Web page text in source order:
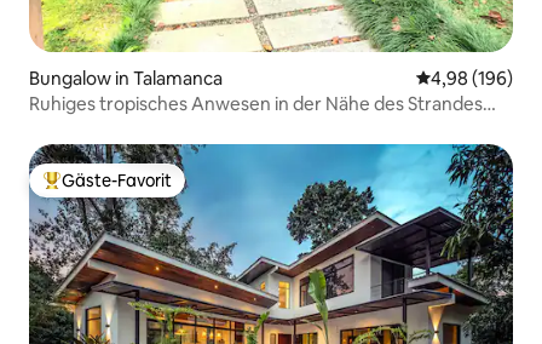
Bungalow in Talamanca
4,98 (196)
Ruhiges tropisches Anwesen in der Nähe des Strandes
Beliebter Gäste-Favorit.
Gäste-Favorit